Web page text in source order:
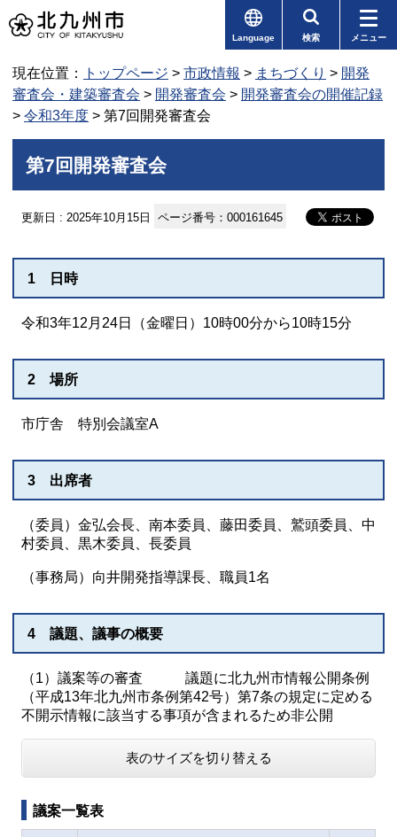
Language 検索 メニュー
現在位置： トップページ > 市政情報 > まちづくり > 開発
審査会・建築審査会 > 開発審査会 > 開発審査会の開催記録
> 令和3年度 > 第7回開発審査会
第7回開発審査会
更新日 : 2025年10月15日 ページ番号：000161645
1 日時
令和3年12月24日（金曜日）10時00分から10時15分
2 場所
市庁舎 特別会議室A
3 出席者
（委員）金弘会長、南本委員、藤田委員、鷲頭委員、中
村委員、黒木委員、長委員
（事務局）向井開発指導課長、職員1名
4 議題、議事の概要
（1）議案等の審査 議題に北九州市情報公開条例
（平成13年北九州市条例第42号）第7条の規定に定める
不開示情報に該当する事項が含まれるため非公開
表のサイズを切り替える
議案一覧表